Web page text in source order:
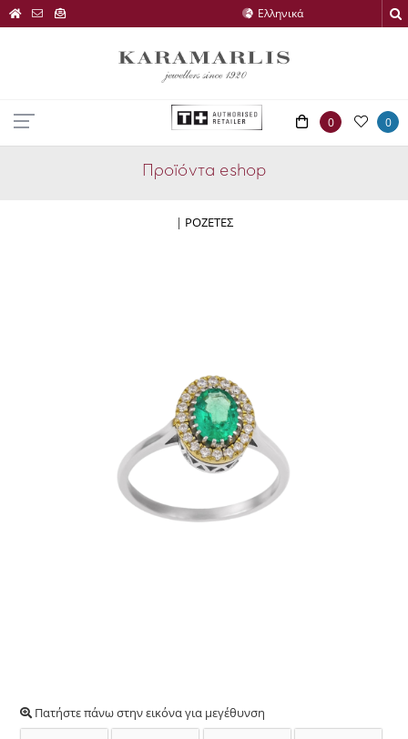
0 0
Προϊόντα eshop
| ΡΟΖΕΤΕΣ
Πατήστε πάνω στην εικόνα για μεγέθυνση